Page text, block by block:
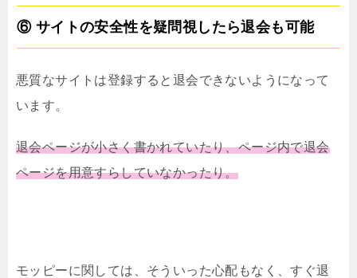
⑥ サイトの安全性を疑問視したら退会も可能
悪質なサイトは登録すると退会できないようになって
います。
退会ページが小さく書かれていたり、ページ内で退会
ページを用意すらしていなかったり。
モッピーに関しては、そういった心配もなく、すぐ退